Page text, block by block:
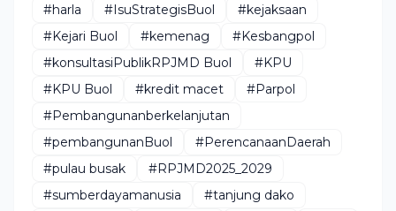
#harla
#IsuStrategisBuol
#kejaksaan
#Kejari Buol
#kemenag
#Kesbangpol
#konsultasiPublikRPJMD Buol
#KPU
#KPU Buol
#kredit macet
#Parpol
#Pembangunanberkelanjutan
#pembangunanBuol
#PerencanaanDaerah
#pulau busak
#RPJMD2025_2029
#sumberdayamanusia
#tanjung dako